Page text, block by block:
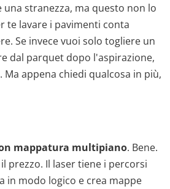
stranezza, ma questo non lo
te lavare i pavimenti conta
Se invece vuoi solo togliere un
dal parquet dopo l'aspirazione,
appena chiedi qualcosa in più,
mappatura multipiano. Bene.
prezzo. Il laser tiene i percorsi
in modo logico e crea mappe